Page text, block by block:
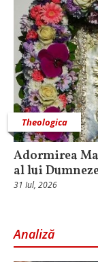
Theologica
Adormirea
al lui
31 Iul, 2026
Analiză